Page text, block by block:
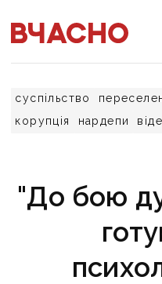
суспільство
корупція
нардепи
"До бою